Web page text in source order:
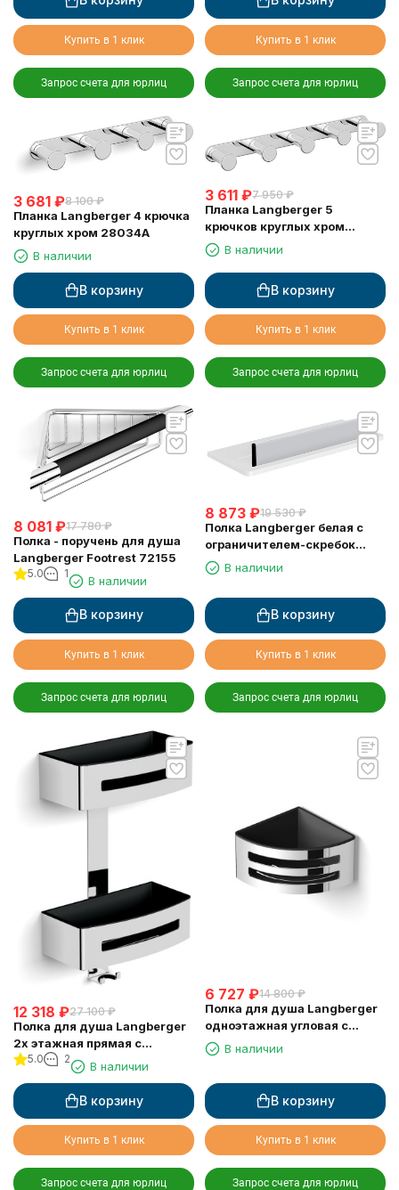
Купить в 1 клик
Запрос счета для юрлиц
Купить в 1 клик
Запрос счета для юрлиц
3 681 ₽8 100 ₽
Планка Langberger 4 крючка
круглых хром 28034A
В наличии
В корзину
Купить в 1 клик
Запрос счета для юрлиц
3 611 ₽7 950 ₽
Планка Langberger 5
крючков круглых хром
28035AВ наличии
В корзину
Купить в 1 клик
Запрос счета для юрлиц
8 081 ₽17 780 ₽
Полка - поручень для душа
Langberger Footrest 72155
5.0 1
В наличии
В корзину
Купить в 1 клик
Запрос счета для юрлиц
8 873 ₽19 530 ₽
Полка Langberger белая с
ограничителем-скребок
73351-WH
В наличии
В корзину
Купить в 1 клик
Запрос счета для юрлиц
12 318 ₽27 100 ₽
Полка для душа Langberger
2х этажная прямая с
пластиком 75762
5.0 2
В наличии
В корзину
Купить в 1 клик
Запрос счета для юрлиц
6 727 ₽14 800 ₽
Полка для душа Langberger
одноэтажная угловая с
пластиком 75660
В наличии
В корзину
Купить в 1 клик
Запрос счета для юрлиц